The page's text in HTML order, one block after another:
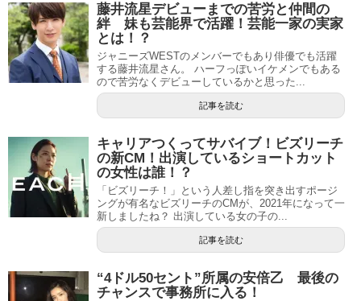
藤井流星デビューまでの苦労と仲間の
絆 妹も芸能界で活躍！芸能一家の実家
とは！？
ジャニーズWESTのメンバーでもあり俳優でも活躍
する藤井流星さん。 ハーフっぽいイケメンでもある
ので苦労なくデビューしているかと思った...
記事を読む
キャリアつくってサバイブ！ビズリーチ
の新CM！出演しているショートカット
の女性は誰！？
「ビズリーチ！」という人差し指を突き出すポージ
ングが有名なビズリーチのCMが、2021年になって一
新しましたね？ 出演している女の子の...
記事を読む
“4ドル50セント”所属の安倍乙 最後の
チャンスで事務所に入る！